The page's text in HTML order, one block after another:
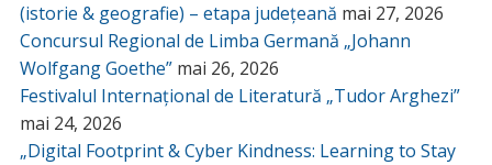
(istorie & geografie) – etapa județeană mai 27, 2026
Concursul Regional de Limba Germană „Johann
Wolfgang Goethe” mai 26, 2026
Festivalul Internațional de Literatură „Tudor Arghezi”
mai 24, 2026
„Digital Footprint & Cyber Kindness: Learning to Stay